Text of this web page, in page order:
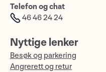
Telefon og chat
46 46 24 24
Nyttige lenker
Besøk og parkering
Angrerett og retur